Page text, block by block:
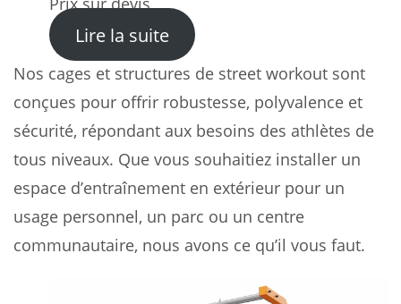
Lire la suite: Cage Street Workout –
Nos cages et structures de street workout sont
conçues pour offrir robustesse, polyvalence et
sécurité, répondant aux besoins des athlètes de
tous niveaux. Que vous souhaitiez installer un
espace d’entraînement en extérieur pour un
usage personnel, un parc ou un centre
communautaire, nous avons ce qu’il vous faut.